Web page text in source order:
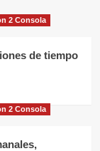
2 Consola
de tiempo
2 Consola